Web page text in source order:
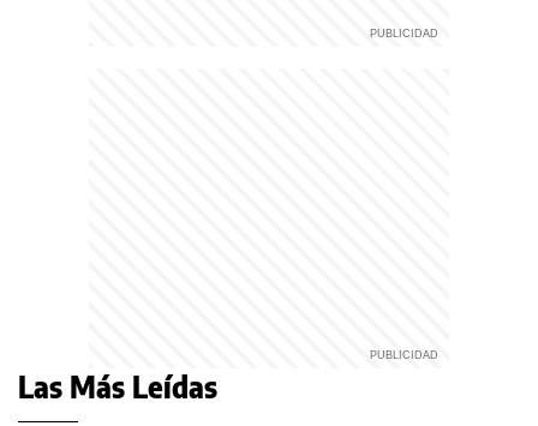
Las Más Leídas